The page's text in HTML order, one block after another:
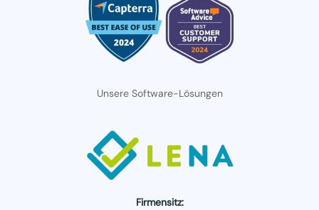
Unsere Software-Lösungen
Firmensitz: